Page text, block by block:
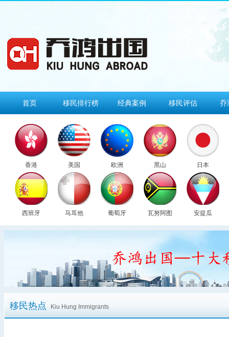
首页 移民排行榜 经典案例 移民评估 乔
香港 美国 欧洲 黑山 日本
西班牙 马耳他 葡萄牙 瓦努阿图 安提瓜
移民热点 Kiu Hung Immigrants